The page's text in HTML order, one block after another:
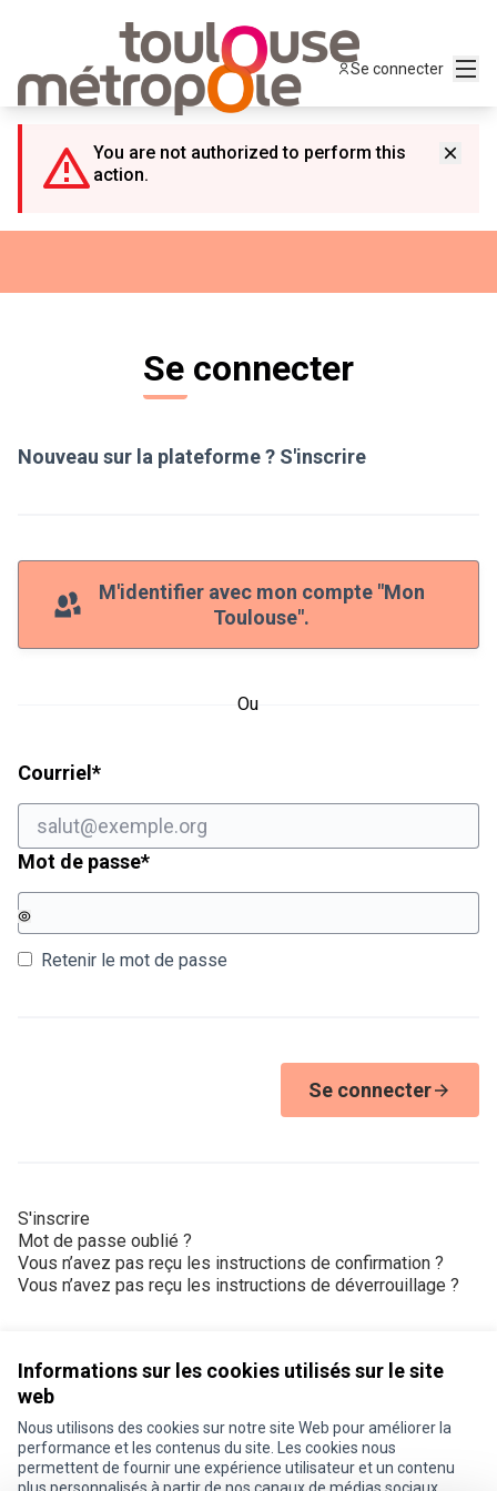
Informations sur les cookies utilisés sur le site
web
Nous utilisons des cookies sur notre site Web pour améliorer la
performance et les contenus du site. Les cookies nous
permettent de fournir une expérience utilisateur et un contenu
Se connecter
You are not authorized to perform this
action.
Se connecter
Nouveau sur la plateforme ? S'inscrire
M'identifier avec mon compte "Mon
Toulouse".
Ou
Courriel *Champ obligatoire
Mot de passe*Champ obligatoire
Retenir le mot de passe
Se connecter
S'inscrire
Mot de passe oublié ?
Vous n’avez pas reçu les instructions de confirmation ?
Vous n’avez pas reçu les instructions de déverrouillage ?
Conditions d'utilisation
Paramètres des cookies
Je participe ! sur X
Je participe ! sur Facebook
Je participe ! sur Instagram